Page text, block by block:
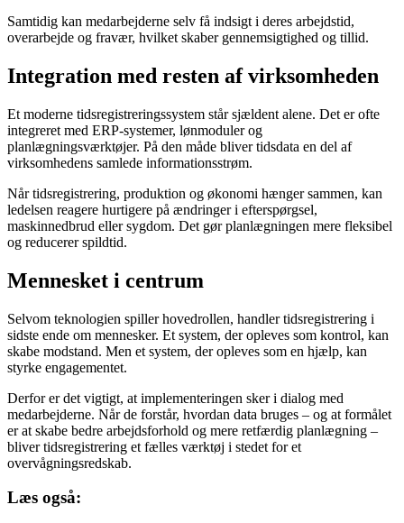
Samtidig kan medarbejderne selv få indsigt i deres arbejdstid,
overarbejde og fravær, hvilket skaber gennemsigtighed og tillid.
Integration med resten af virksomheden
Et moderne tidsregistreringssystem står sjældent alene. Det er ofte
integreret med ERP-systemer, lønmoduler og
planlægningsværktøjer. På den måde bliver tidsdata en del af
virksomhedens samlede informationsstrøm.
Når tidsregistrering, produktion og økonomi hænger sammen, kan
ledelsen reagere hurtigere på ændringer i efterspørgsel,
maskinnedbrud eller sygdom. Det gør planlægningen mere fleksibel
og reducerer spildtid.
Mennesket i centrum
Selvom teknologien spiller hovedrollen, handler tidsregistrering i
sidste ende om mennesker. Et system, der opleves som kontrol, kan
skabe modstand. Men et system, der opleves som en hjælp, kan
styrke engagementet.
Derfor er det vigtigt, at implementeringen sker i dialog med
medarbejderne. Når de forstår, hvordan data bruges – og at formålet
er at skabe bedre arbejdsforhold og mere retfærdig planlægning –
bliver tidsregistrering et fælles værktøj i stedet for et
overvågningsredskab.
Læs også: